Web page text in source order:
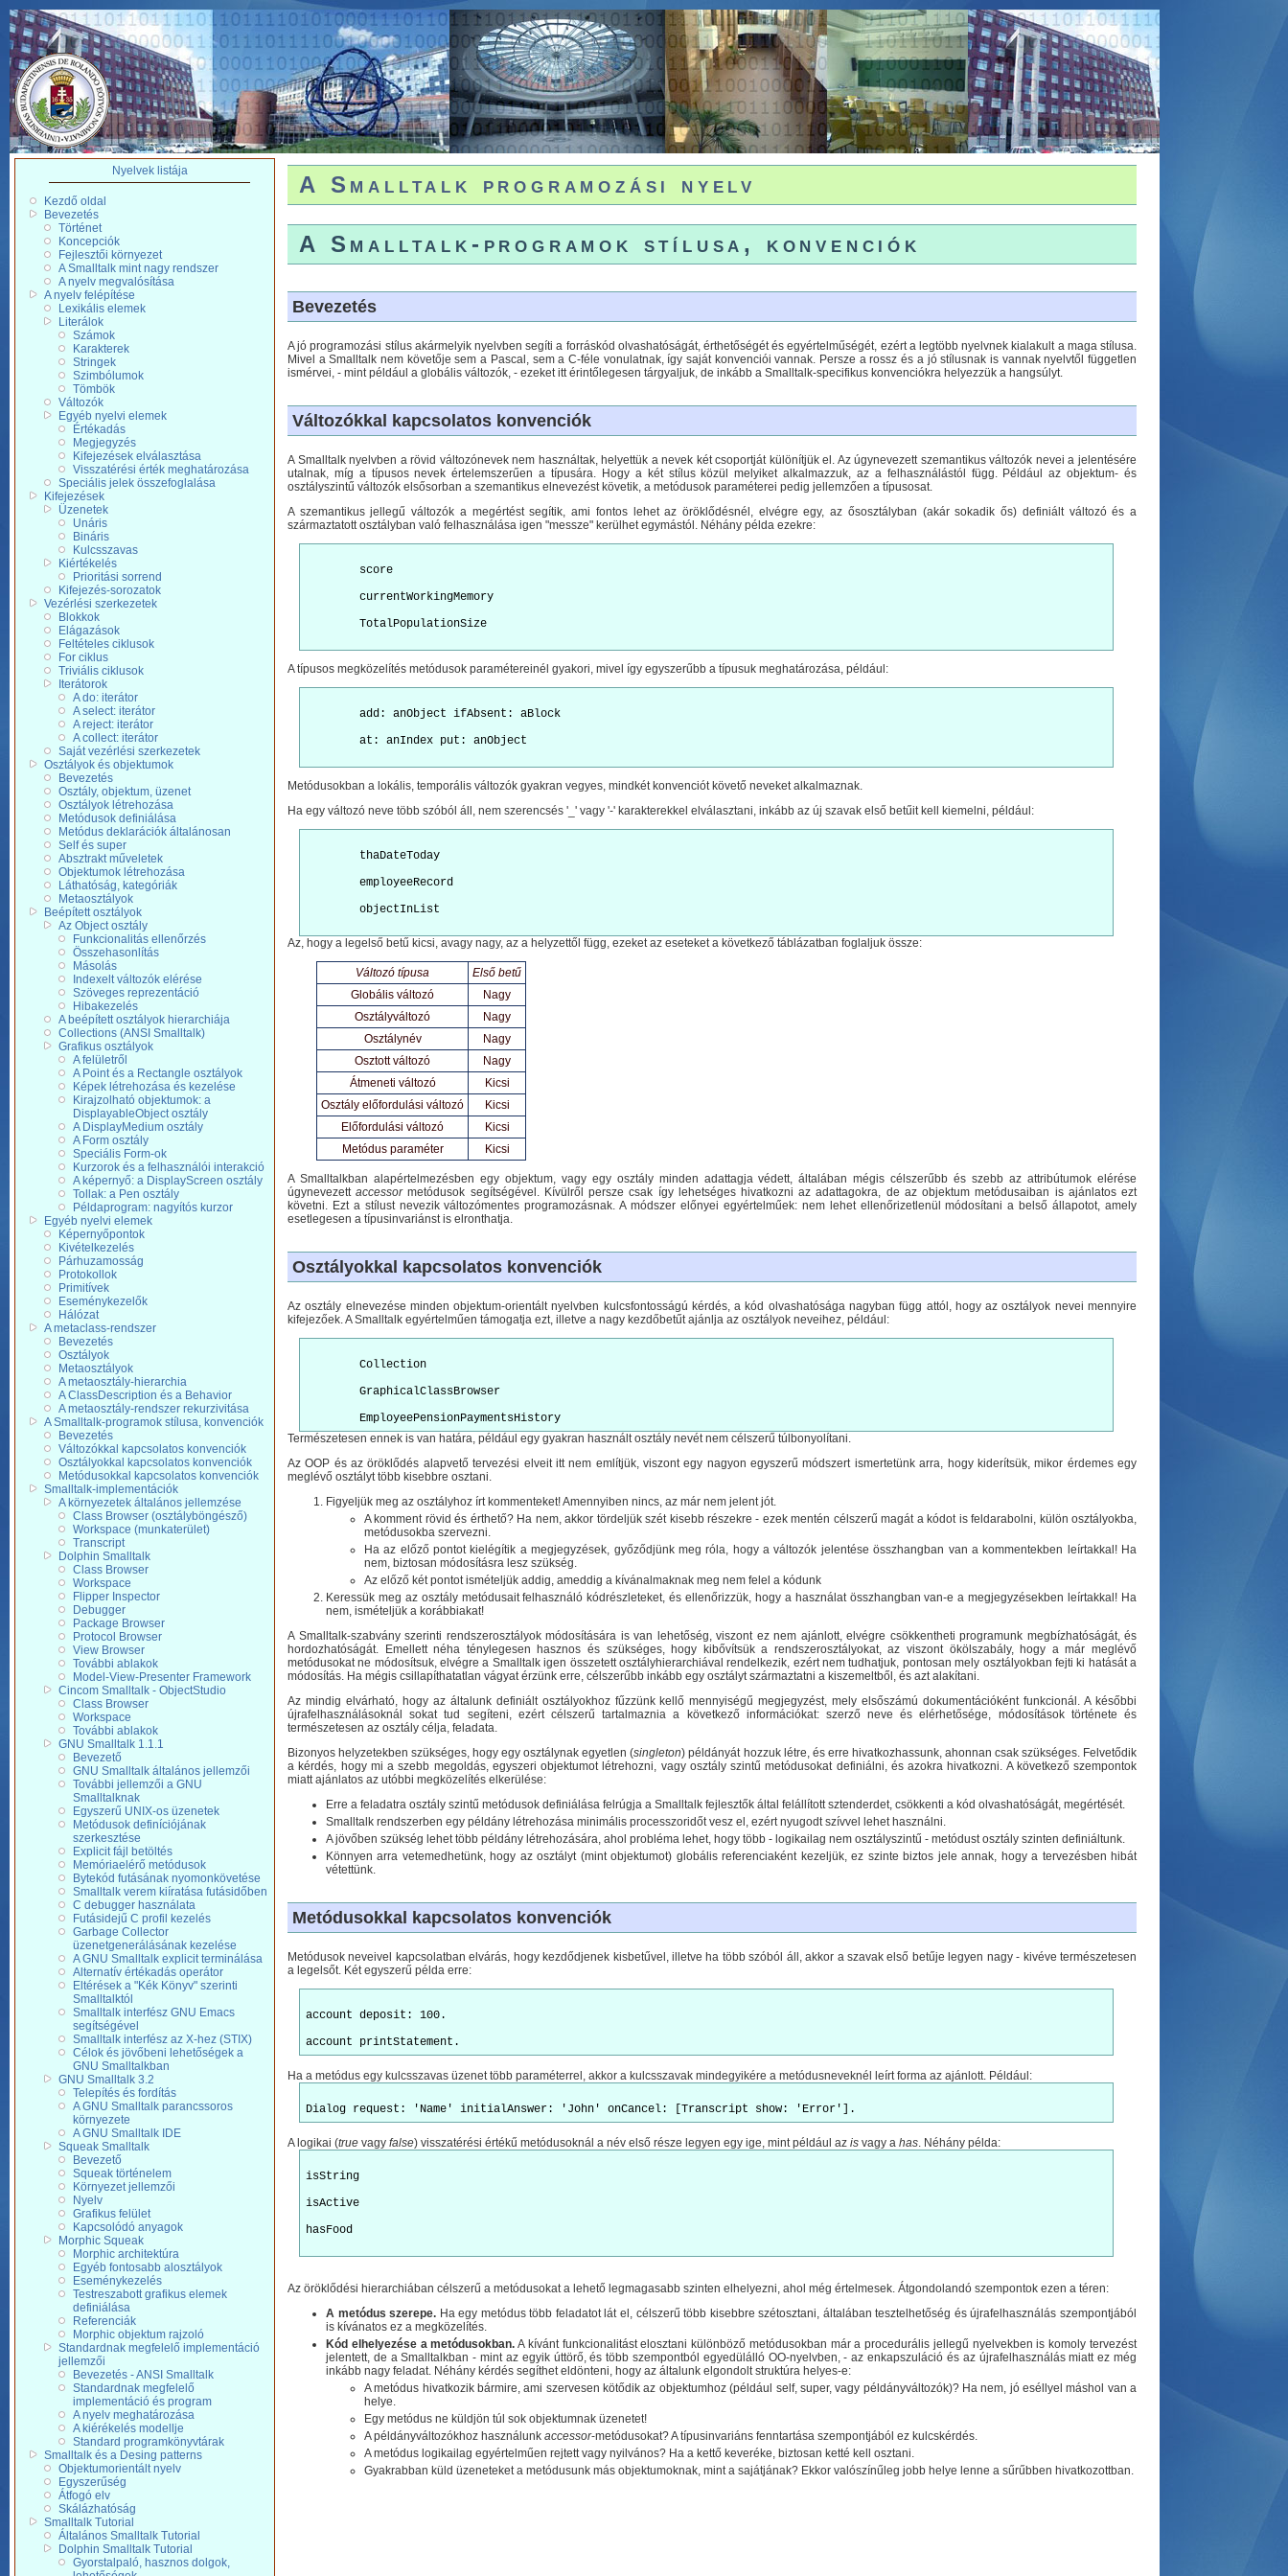
Nyelvek listája
Kezdő oldal
Bevezetés
Történet
Koncepciók
Fejlesztői környezet
A Smalltalk mint nagy rendszer
A nyelv megvalósítása
A nyelv felépítése
Lexikális elemek
Literálok
Számok
Karakterek
Stringek
Szimbólumok
Tömbök
Változók
Egyéb nyelvi elemek
Értékadás
Megjegyzés
Kifejezések elválasztása
Visszatérési érték meghatározása
Speciális jelek összefoglalása
Kifejezések
Üzenetek
Unáris
Bináris
Kulcsszavas
Kiértékelés
Prioritási sorrend
Kifejezés-sorozatok
Vezérlési szerkezetek
Blokkok
Elágazások
Feltételes ciklusok
For ciklus
Triviális ciklusok
Iterátorok
A do: iterátor
A select: iterátor
A reject: iterátor
A collect: iterátor
Saját vezérlési szerkezetek
Osztályok és objektumok
Bevezetés
Osztály, objektum, üzenet
Osztályok létrehozása
Metódusok definiálása
Metódus deklarációk általánosan
Self és super
Absztrakt műveletek
Objektumok létrehozása
Láthatóság, kategóriák
Metaosztályok
Beépített osztályok
Az Object osztály
Funkcionalitás ellenőrzés
Összehasonlítás
Másolás
Indexelt változók elérése
Szöveges reprezentáció
Hibakezelés
A beépített osztályok hierarchiája
Collections (ANSI Smalltalk)
Grafikus osztályok
A felületről
A Point és a Rectangle osztályok
Képek létrehozása és kezelése
Kirajzolható objektumok: a
DisplayableObject osztály
A DisplayMedium osztály
A Form osztály
Speciális Form-ok
Kurzorok és a felhasználói interakció
A képernyő: a DisplayScreen osztály
Tollak: a Pen osztály
Példaprogram: nagyítós kurzor
Egyéb nyelvi elemek
Képernyőpontok
Kivételkezelés
Párhuzamosság
Protokollok
Primitívek
Eseménykezelők
Hálózat
A metaclass-rendszer
Bevezetés
Osztályok
Metaosztályok
A metaosztály-hierarchia
A ClassDescription és a Behavior
A metaosztály-rendszer rekurzivitása
A Smalltalk-programok stílusa, konvenciók
Bevezetés
Változókkal kapcsolatos konvenciók
Osztályokkal kapcsolatos konvenciók
Metódusokkal kapcsolatos konvenciók
Smalltalk-implementációk
A környezetek általános jellemzése
Class Browser (osztályböngésző)
Workspace (munkaterület)
Transcript
Dolphin Smalltalk
Class Browser
Workspace
Flipper Inspector
Debugger
Package Browser
Protocol Browser
View Browser
További ablakok
Model-View-Presenter Framework
Cincom Smalltalk - ObjectStudio
Class Browser
Workspace
További ablakok
GNU Smalltalk 1.1.1
Bevezető
GNU Smalltalk általános jellemzői
További jellemzői a GNU
Smalltalknak
Egyszerű UNIX-os üzenetek
Metódusok definíciójának
szerkesztése
Explicit fájl betöltés
Memóriaelérő metódusok
Bytekód futásának nyomonkövetése
Smalltalk verem kiíratása futásidőben
C debugger használata
Futásidejű C profil kezelés
Garbage Collector
üzenetgenerálásának kezelése
A GNU Smalltalk explicit terminálása
Alternatív értékadás operátor
Eltérések a "Kék Könyv" szerinti
Smalltalktól
Smalltalk interfész GNU Emacs
segítségével
Smalltalk interfész az X-hez (STIX)
Célok és jövőbeni lehetőségek a
GNU Smalltalkban
GNU Smalltalk 3.2
Telepítés és fordítás
A GNU Smalltalk parancssoros
környezete
A GNU Smalltalk IDE
Squeak Smalltalk
Bevezető
Squeak történelem
Környezet jellemzői
Nyelv
Grafikus felület
Kapcsolódó anyagok
Morphic Squeak
Morphic architektúra
Egyéb fontosabb alosztályok
Eseménykezelés
Testreszabott grafikus elemek
definiálása
Referenciák
Morphic objektum rajzoló
Standardnak megfelelő implementáció
jellemzői
Bevezetés - ANSI Smalltalk
Standardnak megfelelő
implementáció és program
A nyelv meghatározása
A kiérékelés modellje
Standard programkönyvtárak
Smalltalk és a Desing patterns
Objektumorientált nyelv
Egyszerűség
Átfogó elv
Skálázhatóság
Smalltalk Tutorial
Általános Smalltalk Tutorial
Dolphin Smalltalk Tutorial
Gyorstalpaló, hasznos dolgok,
A Smalltalk programozási nyelv
A Smalltalk-programok stílusa, konvenciók
Bevezetés
A jó programozási stílus akármelyik nyelvben segíti a forráskód olvashatóságát, érthetőségét és egyértelműségét, ezért a legtöbb nyelvnek kialakult a maga stílusa.
Mivel a Smalltalk nem követője sem a Pascal, sem a C-féle vonulatnak, így saját konvenciói vannak. Persze a rossz és a jó stílusnak is vannak nyelvtől független
ismérvei, - mint például a globális változók, - ezeket itt érintőlegesen tárgyaljuk, de inkább a Smalltalk-specifikus konvenciókra helyezzük a hangsúlyt.
Változókkal kapcsolatos konvenciók
A Smalltalk nyelvben a rövid változónevek nem használtak, helyettük a nevek két csoportját különítjük el. Az úgynevezett szemantikus változók nevei a jelentésére
utalnak, míg a típusos nevek értelemszerűen a típusára. Hogy a két stílus közül melyiket alkalmazzuk, az a felhasználástól függ. Például az objektum- és
osztályszintű változók elsősorban a szemantikus elnevezést követik, a metódusok paraméterei pedig jellemzően a típusosat.
A szemantikus jellegű változók a megértést segítik, ami fontos lehet az öröklődésnél, elvégre egy, az ősosztályban (akár sokadik ős) definiált változó és a
származtatott osztályban való felhasználása igen "messze" kerülhet egymástól. Néhány példa ezekre:
	score
	currentWorkingMemory
A típusos megközelítés metódusok paramétereinél gyakori, mivel így egyszerűbb a típusuk meghatározása, például:
	add: anObject ifAbsent: aBlock
Metódusokban a lokális, temporális változók gyakran vegyes, mindkét konvenciót követő neveket alkalmaznak.
Ha egy változó neve több szóból áll, nem szerencsés '_' vagy '-' karakterekkel elválasztani, inkább az új szavak első betűit kell kiemelni, például:
	thaDateToday
	employeeRecord
Az, hogy a legelső betű kicsi, avagy nagy, az a helyzettől függ, ezeket az eseteket a következő táblázatban foglaljuk össze:
Változó típusa
Első betű
Globális változó
Nagy
Osztályváltozó
Nagy
Osztálynév
Nagy
Osztott változó
Nagy
Átmeneti változó
Kicsi
Osztály előfordulási változó
Kicsi
Előfordulási változó
Kicsi
Metódus paraméter
Kicsi
A Smalltalkban alapértelmezésben egy objektum, vagy egy osztály minden adattagja védett, általában mégis célszerűbb és szebb az attribútumok elérése
úgynevezettaccessormetódusok segítségével. Kívülről persze csak így lehetséges hivatkozni az adattagokra, de az objektum metódusaiban is ajánlatos ezt
követni. Ezt a stílust nevezik változómentes programozásnak. A módszer előnyei egyértelműek: nem lehet ellenőrizetlenül módosítani a belső állapotot, amely
esetlegesen a típusinvariánst is elronthatja.
Osztályokkal kapcsolatos konvenciók
Az osztály elnevezése minden objektum-orientált nyelvben kulcsfontosságú kérdés, a kód olvashatósága nagyban függ attól, hogy az osztályok nevei mennyire
kifejezőek. A Smalltalk egyértelműen támogatja ezt, illetve a nagy kezdőbetűt ajánlja az osztályok neveihez, például:
	Collection
	GraphicalClassBrowser
Természetesen ennek is van határa, például egy gyakran használt osztály nevét nem célszerű túlbonyolítani.
Az OOP és az öröklődés alapvető tervezési elveit itt nem említjük, viszont egy nagyon egyszerű módszert ismertetünk arra, hogy kiderítsük, mikor érdemes egy
meglévő osztályt több kisebbre osztani.
Figyeljük meg az osztályhoz írt kommenteket! Amennyiben nincs, az már nem jelent jót.
A komment rövid és érthető? Ha nem, akkor tördeljük szét kisebb részekre - ezek mentén célszerű magát a kódot is feldarabolni, külön osztályokba,
metódusokba szervezni.
Ha az előző pontot kielégítik a megjegyzések, győződjünk meg róla, hogy a változók jelentése összhangban van a kommentekben leírtakkal! Ha
nem, biztosan módosításra lesz szükség.
Az előző két pontot ismételjük addig, ameddig a kívánalmaknak meg nem felel a kódunk
Keressük meg az osztály metódusait felhasználó kódrészleteket, és ellenőrizzük, hogy a használat összhangban van-e a megjegyzésekben leírtakkal! Ha
nem, ismételjük a korábbiakat!
A Smalltalk-szabvány szerinti rendszerosztályok módosítására is van lehetőség, viszont ez nem ajánlott, elvégre csökkentheti programunk megbízhatóságát, és
hordozhatóságát. Emellett néha ténylegesen hasznos és szükséges, hogy kibővítsük a rendszerosztályokat, az viszont ökölszabály, hogy a már meglévő
metódusokat ne módosítsuk, elvégre a Smalltalk igen összetett osztályhierarchiával rendelkezik, ezért nem tudhatjuk, pontosan mely osztályokban fejti ki hatását a
módosítás. Ha mégis csillapíthatatlan vágyat érzünk erre, célszerűbb inkább egy osztályt származtatni a kiszemeltből, és azt alakítani.
Az mindig elvárható, hogy az általunk definiált osztályokhoz fűzzünk kellő mennyiségű megjegyzést, mely elsőszámú dokumentációként funkcionál. A későbbi
újrafelhasználásoknál sokat tud segíteni, ezért célszerű tartalmaznia a következő információkat: szerző neve és elérhetősége, módosítások története és
természetesen az osztály célja, feladata.
Bizonyos helyzetekben szükséges, hogy egy osztálynak egyetlen (singleton) példányát hozzuk létre, és erre hivatkozhassunk, ahonnan csak szükséges. Felvetődik
a kérdés, hogy mi a szebb megoldás, egyszeri objektumot létrehozni, vagy osztály szintű metódusokat definiálni, és azokra hivatkozni. A következő szempontok
miatt ajánlatos az utóbbi megközelítés elkerülése:
Erre a feladatra osztály szintű metódusok definiálása felrúgja a Smalltalk fejlesztők által felállított sztenderdet, csökkenti a kód olvashatóságát, megértését.
Smalltalk rendszerben egy példány létrehozása minimális processzoridőt vesz el, ezért nyugodt szívvel lehet használni.
A jövőben szükség lehet több példány létrehozására, ahol probléma lehet, hogy több - logikailag nem osztályszintű - metódust osztály szinten definiáltunk.
Könnyen arra vetemedhetünk, hogy az osztályt (mint objektumot) globális referenciaként kezeljük, ez szinte biztos jele annak, hogy a tervezésben hibát
vétettünk.
Metódusokkal kapcsolatos konvenciók
Metódusok neveivel kapcsolatban elvárás, hogy kezdődjenek kisbetűvel, illetve ha több szóból áll, akkor a szavak első betűje legyen nagy - kivéve természetesen
a legelsőt. Két egyszerű példa erre:
account deposit: 100.
Ha a metódus egy kulcsszavas üzenet több paraméterrel, akkor a kulcsszavak mindegyikére a metódusneveknél leírt forma az ajánlott. Például:
A logikai (true vagy false) visszatérési értékű metódusoknál a név első része legyen egy ige, mint például az is vagy a has. Néhány példa:
isString
isActive
hasFood
Az öröklődési hierarchiában célszerű a metódusokat a lehető legmagasabb szinten elhelyezni, ahol még értelmesek. Átgondolandó szempontok ezen a téren:
A metódus szerepe. Ha egy metódus több feladatot lát el, célszerű több kisebbre szétosztani, általában tesztelhetőség és újrafelhasználás szempontjából
is kívánatos ez a megközelítés.
Kód elhelyezése a metódusokban. A kívánt funkcionalitást elosztani különböző metódusokban már a procedurális jellegű nyelvekben is komoly tervezést
jelentett, de a Smalltalkban - mint az egyik úttörő, és több szempontból egyedülálló OO-nyelvben, - az enkapszuláció és az újrafelhasználás miatt ez még
inkább nagy feladat. Néhány kérdés segíthet eldönteni, hogy az általunk elgondolt struktúra helyes-e:
A metódus hivatkozik bármire, ami szervesen kötődik az objektumhoz (például self, super, vagy példányváltozók)? Ha nem, jó eséllyel máshol van a
helye.
Egy metódus ne küldjön túl sok objektumnak üzenetet!
A példányváltozókhoz használunk accessor-metódusokat? A típusinvariáns fenntartása szempontjából ez kulcskérdés.
A metódus logikailag egyértelműen rejtett vagy nyilvános? Ha a kettő keveréke, biztosan ketté kell osztani.
Gyakrabban küld üzeneteket a metódusunk más objektumoknak, mint a sajátjának? Ekkor valószínűleg jobb helye lenne a sűrűbben hivatkozottban.